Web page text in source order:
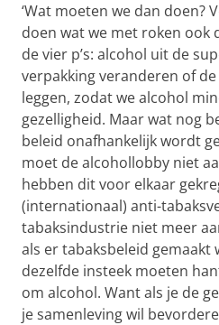
‘Wat moeten we dan doen?
doen wat we met roken ook
de vier p’s: alcohol uit de
verpakking veranderen of
leggen, zodat we alcohol
gezelligheid. Maar wat nog
beleid onafhankelijk wordt
moet de alcohollobby niet
hebben dit voor elkaar
(internationaal) anti-
tabaksindustrie niet meer
als er tabaksbeleid gemaakt
dezelfde insteek moeten
om alcohol. Want als je de
je samenleving wil